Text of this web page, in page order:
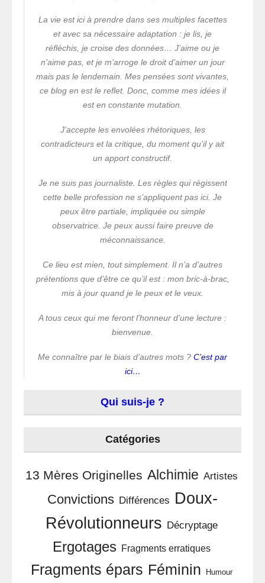
La vie est ici à prendre dans ses multiples facettes
et avec sa nécessaire adaptation : je lis, je
réfléchis, je croise des données… J’aime ou je
n’aime pas, et je m’arroge le droit d’aimer un jour
mais pas le lendemain. Mes pensées sont vivantes,
ce blog en est le reflet. Donc, comme mes idées il
est en constante mutation.
J’accepte les envolées rhétoriques, les
contradicteurs et la critique, du moment qu’il y ait
un apport constructif.
Je ne suis pas journaliste. Les règles qui régissent
cette belle profession ne s’appliquent pas ici. Je
peux être partiale, impliquée ou simple
observatrice. Je peux aussi faire preuve de
méconnaissance.
Ce lieu est mien, tout simplement. Il n’a d’autres
prétentions que d’être ce qu’il est : mon bric-à-brac,
mis à jour quand je le peux et le veux.
A tous ceux qui me feront l’honneur d’une lecture :
bienvenue.
Me connaître par le biais d’autres mots ? C’est par
ici…
Qui suis-je ?
Catégories
13 Mères Originelles Alchimie Artistes
Convictions Différences Doux-
Révolutionneurs Décryptage
Ergotages Fragments erratiques
Fragments épars Féminin Humour